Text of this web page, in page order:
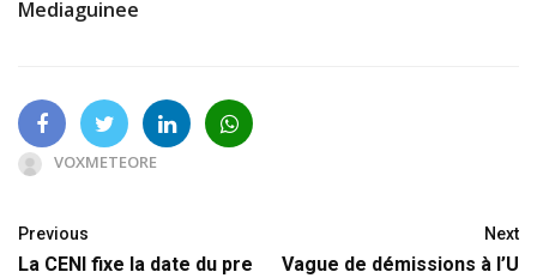
Mediaguinee
VOXMETEORE
Previous
La CENI fixe la date du pre
Next
Vague de démissions à l’U